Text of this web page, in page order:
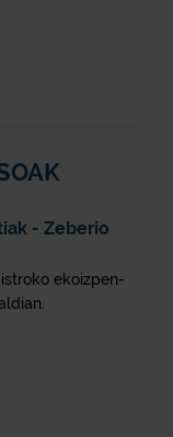
- Zeberio
ekoizpen-